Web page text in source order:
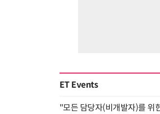
ET Events
"모든 담당자(비개발자)를 위